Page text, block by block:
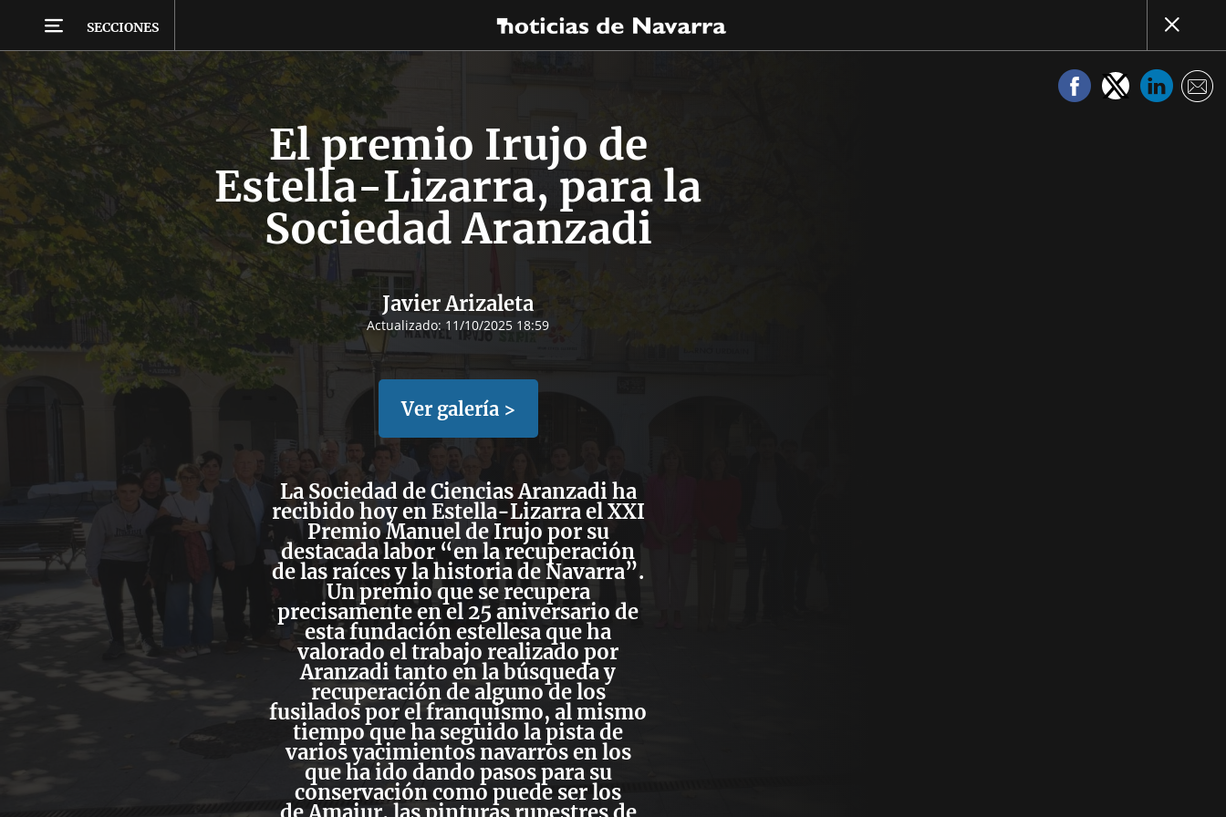
SECCIONES
El premio Irujo de
Estella-Lizarra, para la
Sociedad Aranzadi
Javier Arizaleta
Actualizado: 11/10/2025 18:59
Ver galería >
LaSociedad de Ciencias Aranzadi ha
recibido hoy enEstella-Lizarra el XXI
Premio Manuel de Irujo por su
destacada labor “en la recuperación
de las raíces y la historia de Navarra”.
Un premio que se recupera
precisamente en el 25 aniversario de
esta fundación estellesa que ha
valorado el trabajo realizado por
Aranzadi tanto en la búsqueda y
recuperación de alguno de los
fusilados por el franquismo, al mismo
tiempo que ha seguido la pista de
varios yacimientos navarros en los
que ha ido dando pasos para su
conservación como puede ser los